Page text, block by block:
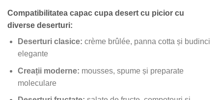
Compatibilitatea capac cupa desert cu picior cu
diverse deserturi:
Deserturi clasice: crème brûlée, panna cotta și budinci
elegante
Creații moderne: mousses, spume și preparate
moleculare